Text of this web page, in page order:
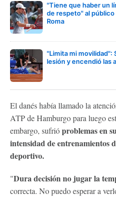
"Tiene que haber un
de respeto" al
Roma
"Limita mi movilidad":
lesión y encendió las
El danés había llamado la
ATP de Hamburgo para luego
embargo, sufrióproblemas en
intensidad de entrenamientos
deportivo.
"Dura decisión no jugar la
correcta. No puedo esperar a